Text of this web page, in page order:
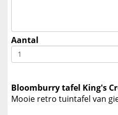
Aantal
Bloomburry tafel King's
Mooie retro tuintafel van